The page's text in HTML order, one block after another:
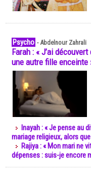
Psycho -Abdelnour Zahrali
Farah : « J’ai
une autre fille enceinte
Inayah : « Je pense au
mariage religieux, alors
Rajiya : « Mon mari ne
dépenses : suis-je encore